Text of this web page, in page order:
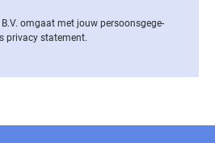
omgaat met jouw per­soons­ge­ge­
privacy statement.